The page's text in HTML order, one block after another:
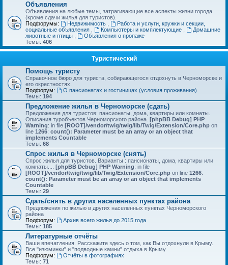
Объявления
Объявления на любые темы, затрагивающие все аспекты жизни города
(кроме сдачи жилья для туристов).
Подфорумы:
Недвижимость
Работа и услуги, кружки и секции,
социальные объявления
Компьютеры и комплектующие
Домашние
животные и птицы
Объявления о пропаже
Темы: 406
Туристический
Помощь туристу
Справочное бюро для туриста, собирающегося отдохнуть в Черноморске и
его окрестностях.
Подфорум:
О пансионатах и гостиницах (условия проживания)
Темы: 194
Предложение жилья в Черноморске (сдать)
Предложения для туристов: пансионаты, дома, квартиры или комнаты.
Описания туробъектов Черноморского района. [phpBB Debug] PHP
Warning: in file [ROOT]/vendor/twig/twig/lib/Twig/Extension/Core.php on
line 1266: count(): Parameter must be an array or an object that
implements Countable
Темы: 68
Спрос жилья в Черноморске (снять)
Спрос жилья для туристов. Варианты : пансионаты, дома, квартиры или
комнаты.... [phpBB Debug] PHP Warning: in file
[ROOT]/vendor/twig/twig/lib/Twig/Extension/Core.php on line 1266:
count(): Parameter must be an array or an object that implements
Countable
Темы: 29
Сдать/снять в других населенных пунктах района
Предложения по жилью в других населенных пунктах Черноморского
района
Подфорум:
Архив всего жилья до 2015 года
Темы: 185
Литературные отчёты
Ваши впечатления. Расскажите здесь о том, как Вы отдохнули в Крыму.
Все "изюминки" и "подводные камни" отдыха в Крыму.
Подфорум:
Отчёты в фотографиях
Темы: 71